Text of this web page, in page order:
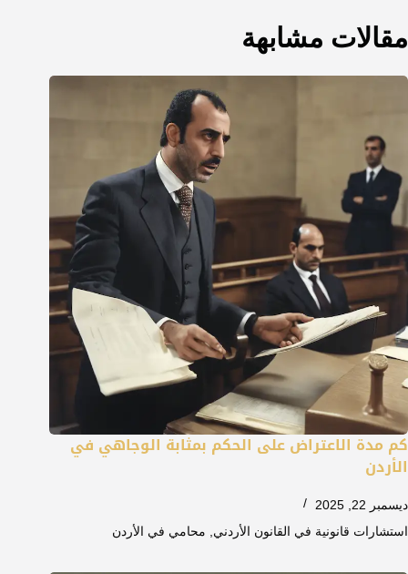
مقالات مشابهة
كم مدة الاعتراض على الحكم بمثابة الوجاهي في
الأردن
ديسمبر 22, 2025
استشارات قانونية في القانون الأردني
محامي في الأردن